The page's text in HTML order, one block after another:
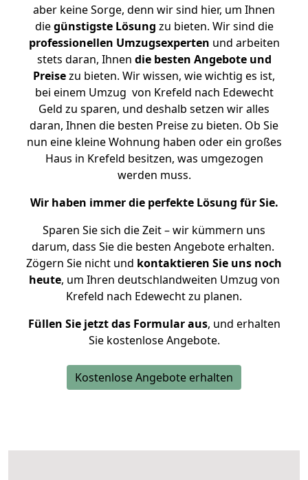
aber keine Sorge, denn wir sind hier, um Ihnen
diegünstigste Lösung zu bieten. Wir sind die
professionellen Umzugsexperten und arbeiten
stets daran, Ihnen die besten Angebote und
Preisezu bieten. Wir wissen, wie wichtig es ist,
bei einem Umzug von Krefeld nach Edewecht
Geld zu sparen, und deshalb setzen wir alles
daran, Ihnen die besten Preise zu bieten. Ob Sie
nun eine kleine Wohnung haben oder ein großes
Haus in Krefeld besitzen, was umgezogen
werden muss.
Wir haben immer die perfekte Lösung für Sie.
Sparen Sie sich die Zeit – wir kümmern uns
darum, dass Sie die besten Angebote erhalten.
Zögern Sie nicht und kontaktieren Sie uns noch
heute, um Ihren deutschlandweiten Umzug von
Krefeld nach Edewecht zu planen.
Füllen Sie jetzt das Formular aus, und erhalten
Sie kostenlose Angebote.
Kostenlose Angebote erhalten